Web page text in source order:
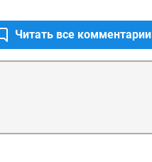
Читать все комментарии